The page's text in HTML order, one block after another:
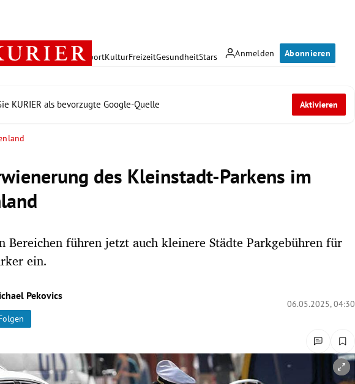
Anmelden Abonnieren
PolitikWirtschaft SportKulturFreizeitGesundheitStars
KURIER als bevorzugte Google-Quelle Aktivieren
des Kleinstadt-Parkens im
Bereichen führen jetzt auch kleinere Städte Parkgebühren für
ein.
Pekovics
06.05.2025, 04:30
öffnen/schließen